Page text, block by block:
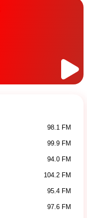
98.1 FM
99.9 FM
94.0 FM
104.2 FM
95.4 FM
97.6 FM